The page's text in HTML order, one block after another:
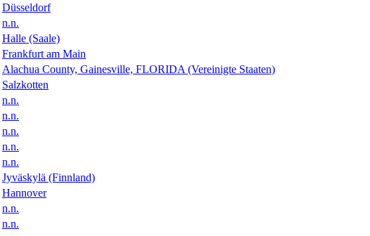
Düsseldorf
n.n.
Halle (Saale)
Frankfurt am Main
Alachua County, Gainesville, FLORIDA (Vereinigte Staaten)
Salzkotten
n.n.
n.n.
n.n.
n.n.
n.n.
Jyväskylä (Finnland)
Hannover
n.n.
n.n.